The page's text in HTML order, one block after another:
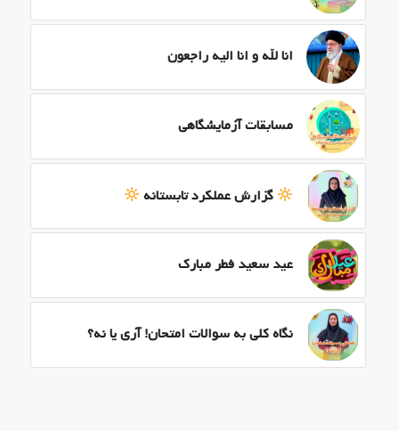
انا لله و انا الیه راجعون
مسابقات آزمایشگاهی
گزارش عملکرد تابستانه
عید سعید فطر مبارک
نگاه کلی به سوالات امتحان! آری یا نه؟